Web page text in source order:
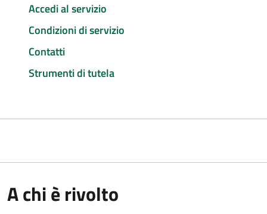
Accedi al servizio
Condizioni di servizio
Contatti
Strumenti di tutela
A chi è rivolto